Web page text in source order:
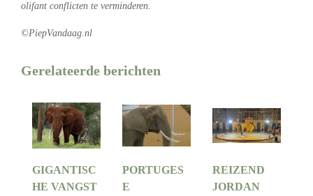
olifant conflicten te verminderen.
©PiepVandaag.nl
Gerelateerde berichten
GIGANTISC
HE VANGST
PORTUGES
E
REIZEND
JORDAN